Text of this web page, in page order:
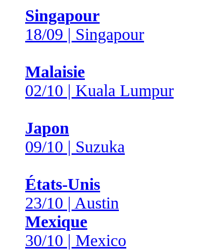
Singapour
18/09 | Singapour
Malaisie
02/10 | Kuala Lumpur
Japon
09/10 | Suzuka
États-Unis
23/10 | Austin
Mexique
30/10 | Mexico